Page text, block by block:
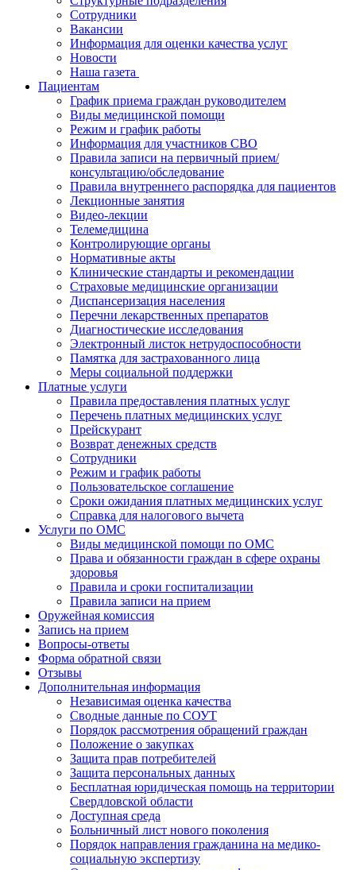
Сотрудники
Вакансии
Информация для оценки качества услуг
Новости
​​Наша газета
Пациентам
График приема граждан руководителем
Виды медицинской помощи
Режим и график работы
Информация для участников СВО
Правила записи на первичный прием/
консультацию/обследование
Правила внутреннего распорядка для пациентов
Лекционные занятия
Видео-лекции
Телемедицина
Контролирующие органы
Нормативные акты
Клинические стандарты и рекомендации
Страховые медицинские организации
Диспансеризация населения
Перечни лекарственных препаратов
Диагностические исследования
Электронный листок нетрудоспособности
Памятка для застрахованного лица
Меры социальной поддержки
Платные услуги
Правила предоставления платных услуг
Перечень платных медицинских услуг
Прейскурант
Возврат денежных средств
Сотрудники
Режим и график работы
Пользовательское соглашение
Сроки ожидания платных медицинских услуг
Справка для налогового вычета
Услуги по ОМС
Виды медицинской помощи по ОМС
Права и обязанности граждан в сфере охраны
здоровья
Правила и сроки госпитализации
Правила записи на прием
Оружейная комиссия
Запись на прием
Вопросы-ответы
Форма обратной связи
Отзывы
Дополнительная информация
Независимая оценка качества
Сводные данные по СОУТ
Порядок рассмотрения обращений граждан
Положение о закупках
Защита прав потребителей
Защита персональных данных
Бесплатная юридическая помощь на территории
Свердловской области
Доступная среда
Больничный лист нового поколения
Порядок направления гражданина на медико-
социальную экспертизу